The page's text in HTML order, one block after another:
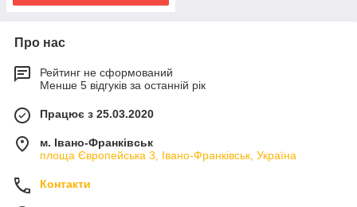
Про нас
Рейтинг не сформований
Менше 5 відгуків за останній рік
Працює з 25.03.2020
м. Івано-Франківськ
площа Європейська 3, Івано-Франківськ, Україна
Контакти